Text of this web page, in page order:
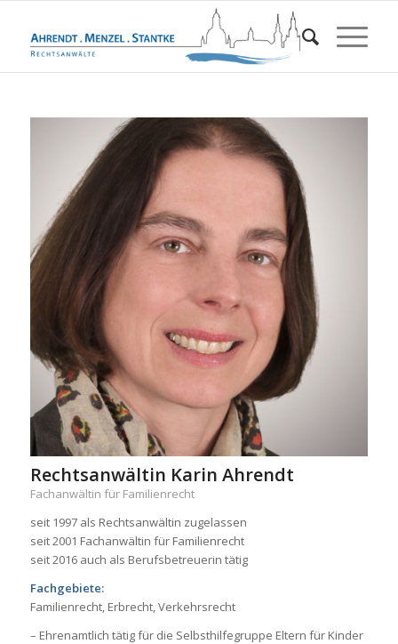
Rechtsanwältin Karin Ahrendt
Fachanwältin für Familienrecht
seit 1997 als Rechtsanwältin zugelassen
seit 2001 Fachanwältin für Familienrecht
seit 2016 auch als Berufsbetreuerin tätig
Fachgebiete:
Familienrecht, Erbrecht, Verkehrsrecht
– Ehrenamtlich tätig für die Selbsthilfegruppe Eltern für Kinder